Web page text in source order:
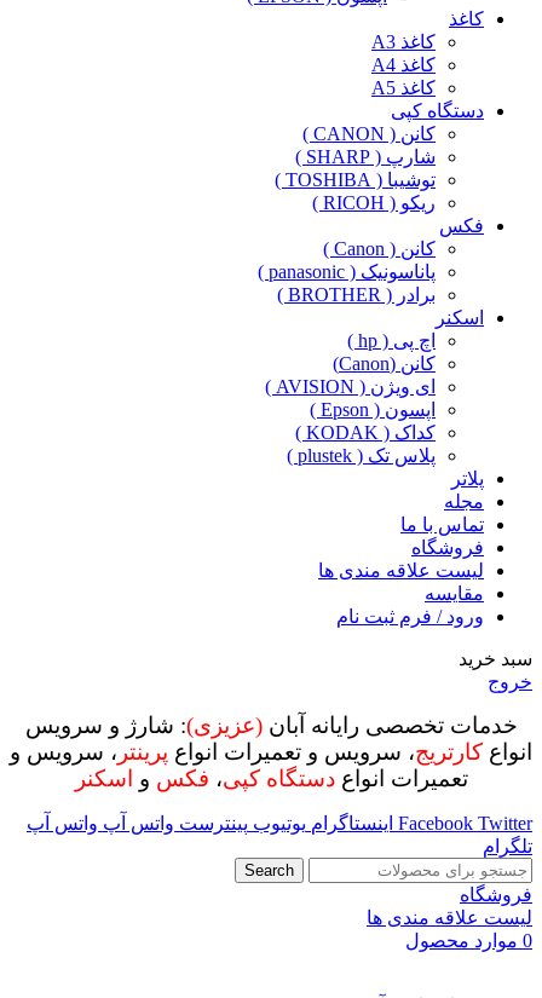
کاغذ
کاغذ A3
کاغذ A4
کاغذ A5
دستگاه کپی
کانن ( CANON )
شارپ ( SHARP )
توشیبا ( TOSHIBA )
ریکو ( RICOH )
فکس
کانن ( Canon )
پاناسونیک ( panasonic )
برادر ( BROTHER )
اسکنر
اچ پی ( hp )
کانن (Canon)
ای ویژن ( AVISION )
اپسون ( Epson )
کداک ( KODAK )
پلاس تک ( plustek )
پلاتر
مجله
تماس با ما
فروشگاه
لیست علاقه مندی ها
مقایسه
ورود / فرم ثبت نام
سبد خرید
خروج
خدمات تخصصی رایانه آبان (عزیزی): شارژ و سرویس
انواع کارتریج، سرویس و تعمیرات انواع پرینتر ، سرویس و
تعمیرات انواعدستگاه کپی، فکس و اسکنر
Facebook Twitter اینستاگرام یوتیوب پینترست واتس آپ واتس آپ
تلگرام
Search
فروشگاه
لیست علاقه مندی ها
0 موارد محصول